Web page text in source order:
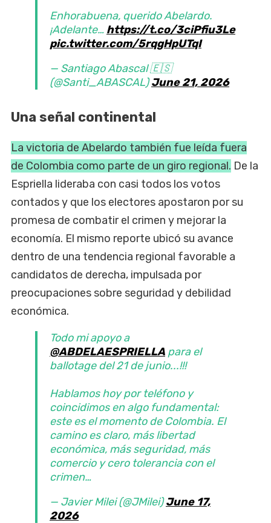
Enhorabuena, querido Abelardo.
¡Adelante… https://t.co/3ciPfiu3Le
pic.twitter.com/5rqgHpUTqI
— Santiago Abascal 🇪🇸
(@Santi_ABASCAL)June 21, 2026
Una señal continental
La victoria de Abelardo también fue leída fuera
de Colombia como parte de un giro regional. De la
Espriella lideraba con casi todos los votos
contados y que los electores apostaron por su
promesa de combatir el crimen y mejorar la
economía. El mismo reporte ubicó su avance
dentro de una tendencia regional favorable a
candidatos de derecha, impulsada por
preocupaciones sobre seguridad y debilidad
económica.
Todo mi apoyo a
@ABDELAESPRIELLA para el
ballotage del 21 de junio...!!!
Hablamos hoy por teléfono y
coincidimos en algo fundamental:
este es el momento de Colombia. El
camino es claro, más libertad
económica, más seguridad, más
comercio y cero tolerancia con el
crimen…
— Javier Milei (@JMilei)June 17,
2026